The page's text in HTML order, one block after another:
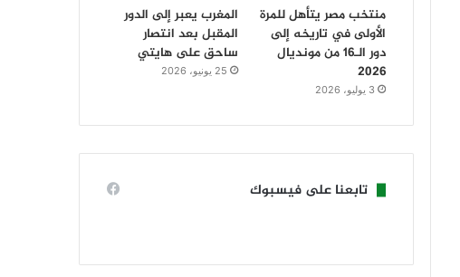
منتخب مصر يتأهل للمرة
الأولى في تاريخه إلى
دور الـ16 من مونديال
2026
3 يوليو، 2026
المغرب يعبر إلى الدور
المقبل بعد انتصار
ساحق على هايتي
25 يونيو، 2026
تابعنا على فيسبوك